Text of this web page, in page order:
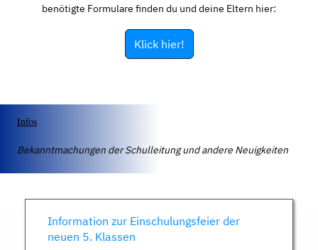
benötigte Formulare finden du und deine Eltern hier:
Klick hier!
Infos
Bekanntmachungen der Schulleitung und andere Neuigkeiten
Information zur Einschulungsfeier der
neuen 5. Klassen